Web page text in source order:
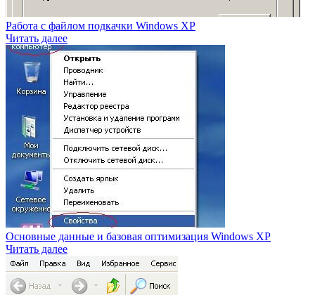
Работа с файлом подкачки Windows XP
Читать далее
Основные данные и базовая оптимизация Windows XP
Читать далее